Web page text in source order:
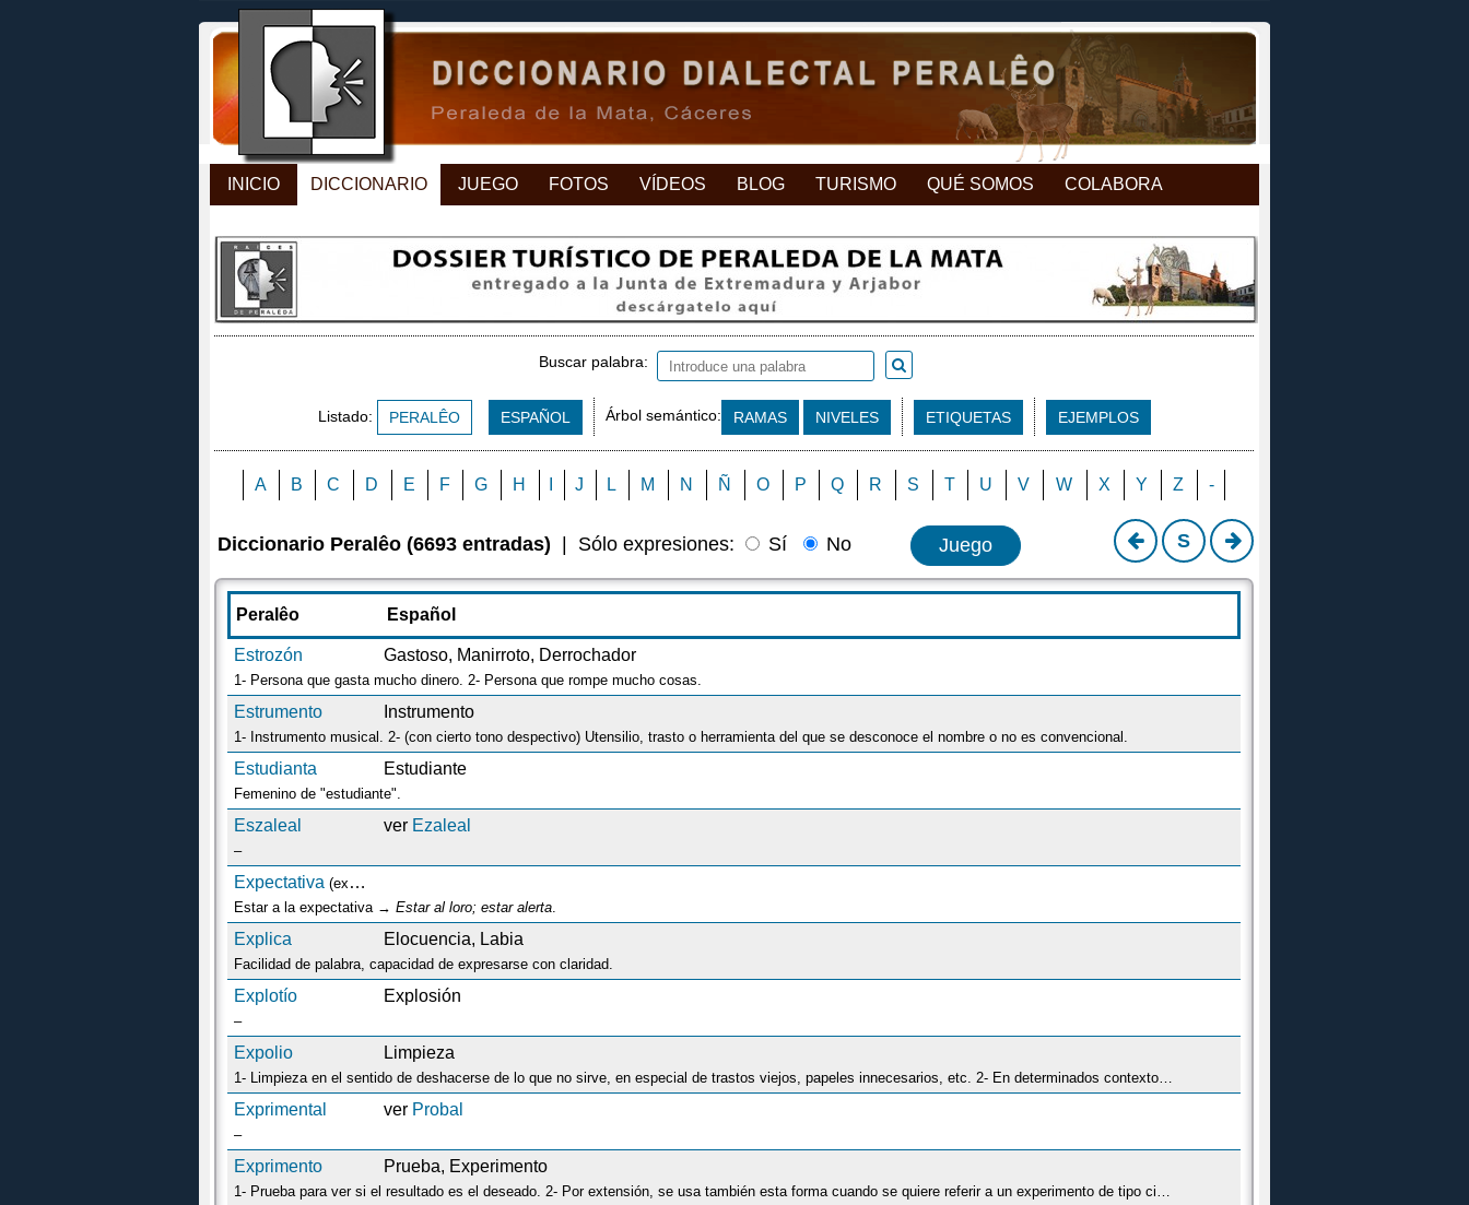
INICIO DICCIONARIO JUEGO FOTOS VÍDEOS BLOG TURISMO QUÉ SOMOS COLABORA
Buscar palabra:
Listado: PERALÊO ESPAÑOL Árbol semántico: RAMAS NIVELES ETIQUETAS EJEMPLOS
A B C D E F G H J L M N Ñ O P Q R S T U V W X Y Z -
Diccionario Peralêo (6693 entradas) Sólo expresiones: Sí No Juego S
Peralêo Español
Estrozón Gastoso, Manirroto, Derrochador
1- Persona que gasta mucho dinero. 2- Persona que rompe mucho cosas.
Estrumento Instrumento
1- Instrumento musical. 2- (con cierto tono despectivo) Utensilio, trasto o herramienta del que se desconoce el nombre o no es convencional.
Estudianta Estudiante
Femenino de "estudiante".
Eszaleal ver Ezaleal
–
Expectativa (expr.)
Estar a la expectativa → Estar al loro; estar alerta.
Explica Elocuencia, Labia
Facilidad de palabra, capacidad de expresarse con claridad.
Explotío Explosión
–
Expolio Limpieza
1- Limpieza en el sentido de deshacerse de lo que no sirve, en especial de trastos viejos, papeles innecesarios, etc. 2- En determinados contextos, robo de importancia.
Exprimental ver Probal
–
Exprimento Prueba, Experimento
1- Prueba para ver si el resultado es el deseado. 2- Por extensión, se usa también esta forma cuando se quiere referir a un experimento de tipo científico.